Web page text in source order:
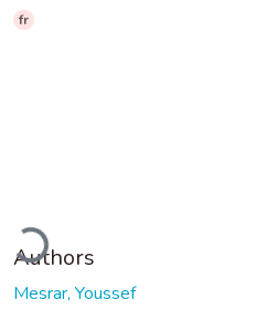
fr
Authors
Mesrar, Youssef